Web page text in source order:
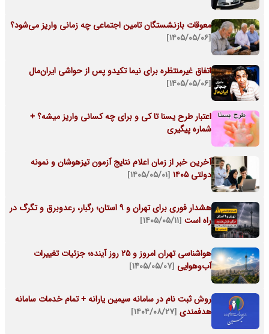
معوقات بازنشستگان تامین اجتماعی چه زمانی واریز می‌شود؟
[۱۴۰۵/۰۵/۰۶]
اتفاق غیرمنتظره برای نیما تکیدو پس از حواشی ایران‌مال
[۱۴۰۵/۰۵/۰۶]
اعتبار طرح یسنا تا کی و برای چه کسانی واریز میشه؟ +
شماره پیگیری
آخرین خبر از زمان اعلام نتایج آزمون تیزهوشان و نمونه
دولتی ۱۴۰۵
[۱۴۰۵/۰۵/۰۱]
هشدار فوری برای تهران و ۹ استان؛ رگبار، رعدوبرق و تگرگ در
راه است [۱۴۰۵/۰۵/۱۱]
هواشناسی تهران امروز و ۲۵ روز آینده؛ جزئیات تغییرات
آب‌وهوایی [۱۴۰۵/۰۵/۰۷]
روش ثبت نام در سامانه سیمین یارانه + تمام خدمات سامانه
هدفمندی [۱۴۰۴/۰۸/۲۷]